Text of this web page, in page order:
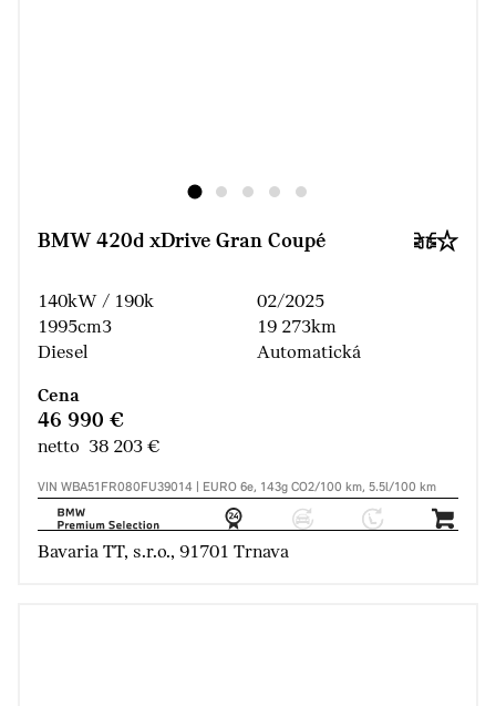
BMW 420d xDrive Gran Coupé
140kW / 190k
1995cm3
Diesel
02/2025
19 273km
Automatická
Cena
46 990 €
netto 38 203 €
VIN WBA51FR080FU39014 | EURO 6e, 143g CO2/100 km, 5.5l/100 km
Bavaria TT, s.r.o., 91701 Trnava